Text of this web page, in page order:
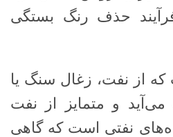
حذف رنگ بستگی
از نفت، زغال سنگ یا
و متمایز از نفت
نفتی است که گاهی